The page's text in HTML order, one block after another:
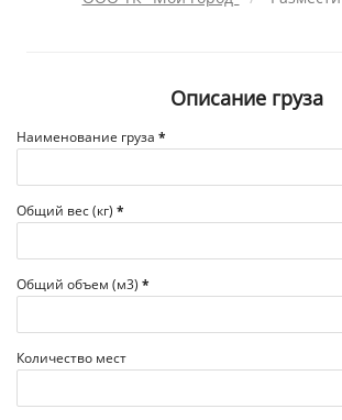
Описание груза
Наименование груза *
Общий вес (кг) *
Общий объем (м3) *
Количество мест